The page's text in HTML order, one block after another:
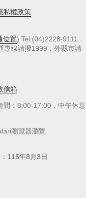
私權政策
位置) Tel:(04)2228-9111．
專線請撥1999，外縣市請
信箱
間：8:00-17:00，中午休息
瀏覽器瀏覽
115年8月3日